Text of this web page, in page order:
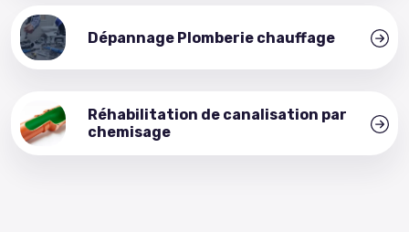
Dépannage Plomberie chauffage
Réhabilitation de canalisation par
chemisage